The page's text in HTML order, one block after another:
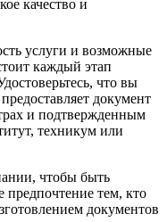
качество и
услуги и возможные
каждый этап
что вы
документ
и подтвержденным
техникум или
чтобы быть
тем, кто
документов